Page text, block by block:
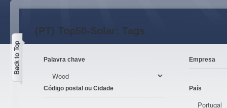
(PT) Top50-Solar: Tags
Palavra chave Empresa
Código postal ou Cidade País